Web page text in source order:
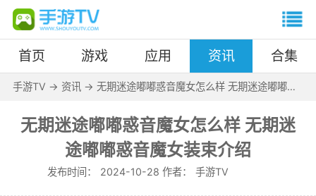
首页 游戏 应用 资讯 合集
手游TV -> 资讯-> 无期迷途嘟嘟惑音魔女怎么样 无期迷途嘟嘟惑
无期迷途嘟嘟惑音魔女怎么样 无期迷
途嘟嘟惑音魔女装束介绍
发布时间： 2024-10-28 作者： 手游TV